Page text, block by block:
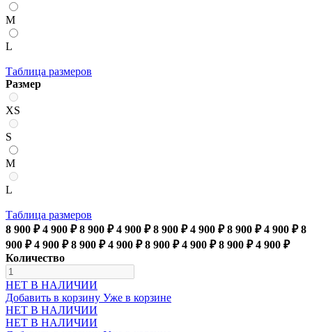
M
L
Таблица размеров
Размер
XS
S
M
L
Таблица размеров
8 900 ₽ 4 900 ₽ 8 900 ₽ 4 900 ₽ 8 900 ₽ 4 900 ₽ 8 900 ₽ 4 900 ₽ 8
900 ₽ 4 900 ₽ 8 900 ₽ 4 900 ₽ 8 900 ₽ 4 900 ₽ 8 900 ₽ 4 900 ₽
Количество
НЕТ В НАЛИЧИИ
Добавить в корзину Уже в корзине
НЕТ В НАЛИЧИИ
НЕТ В НАЛИЧИИ